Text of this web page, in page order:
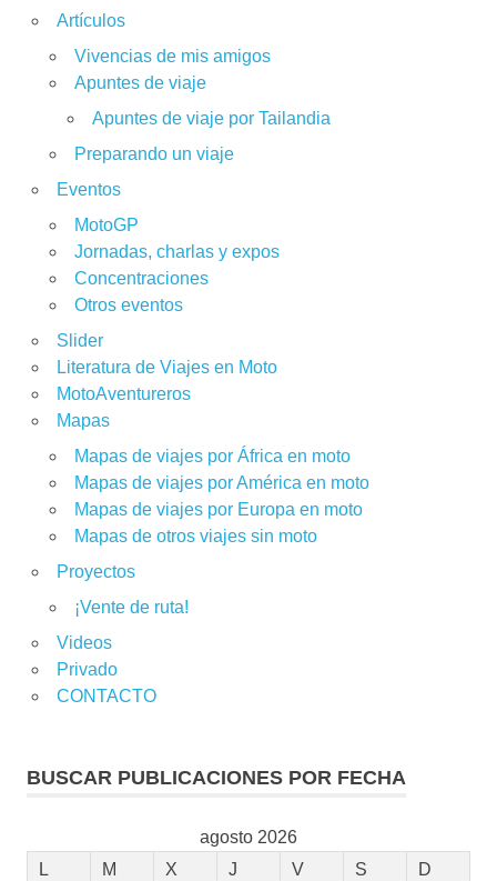
Artículos
Vivencias de mis amigos
Apuntes de viaje
Apuntes de viaje por Tailandia
Preparando un viaje
Eventos
MotoGP
Jornadas, charlas y expos
Concentraciones
Otros eventos
Slider
Literatura de Viajes en Moto
MotoAventureros
Mapas
Mapas de viajes por África en moto
Mapas de viajes por América en moto
Mapas de viajes por Europa en moto
Mapas de otros viajes sin moto
Proyectos
¡Vente de ruta!
Videos
Privado
CONTACTO
BUSCAR PUBLICACIONES POR FECHA
agosto 2026
L
M X J V S
D